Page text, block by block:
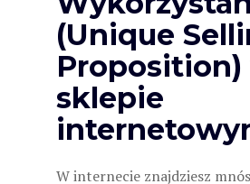
(Unique
Proposition)
sklepie
W internecie znajdziesz